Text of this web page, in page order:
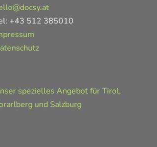
+43 512 385010
spezielles Angebot für Tirol,
und Salzburg